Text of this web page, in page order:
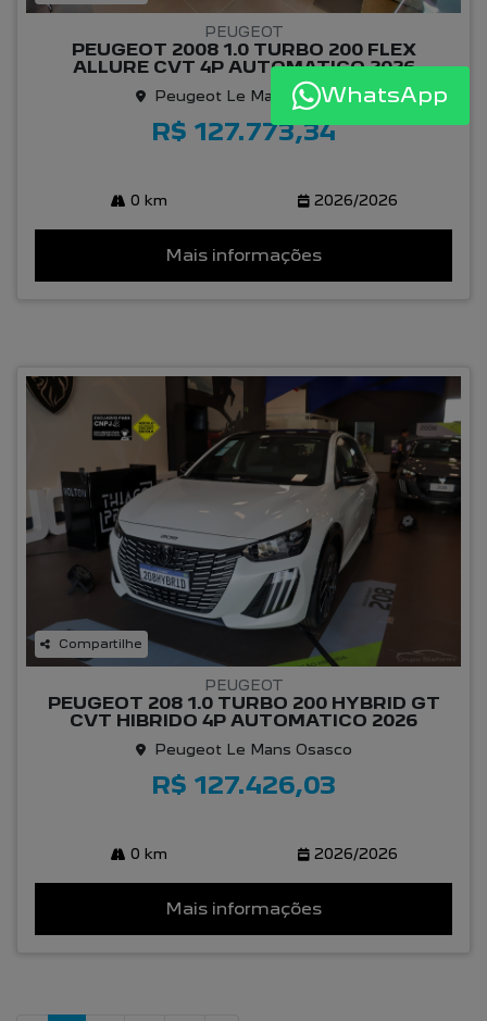
PEUGEOT
PEUGEOT 2008 1.0 TURBO 200 FLEX
ALLURE CVT 4P AUTOMATICO 2026
Peugeot Le Mans Osasco
R$ 127.773,34
0 km 2026/2026
Mais informações
Compartilhe
PEUGEOT
PEUGEOT 208 1.0 TURBO 200 HYBRID GT
CVT HIBRIDO 4P AUTOMATICO 2026
Peugeot Le Mans Osasco
R$ 127.426,03
0 km 2026/2026
Mais informações
WhatsApp